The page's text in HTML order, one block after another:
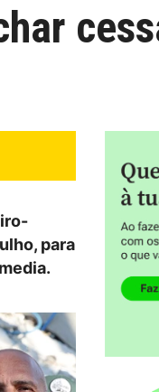
para